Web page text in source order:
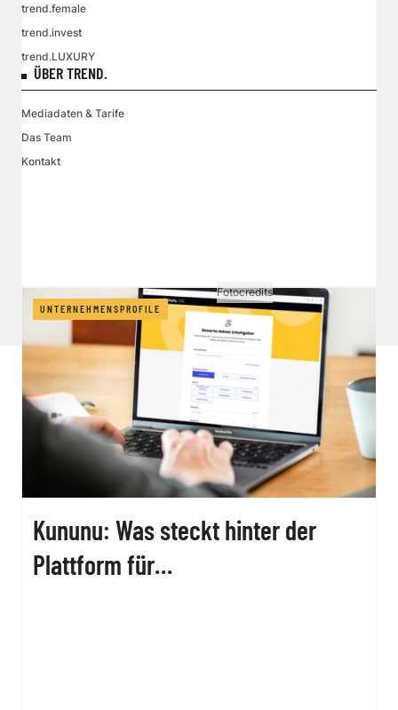
UNTERNEHMENSPROFILE
Kununu: Was steckt hinter der
Plattform für
trend.female
trend.invest
trend.LUXURY
ÜBER TREND.
Mediadaten & Tarife
Das Team
Kontakt
Vertrag widerrufen
Fotocredits